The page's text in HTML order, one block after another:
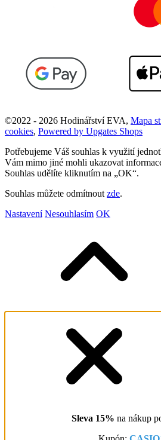
©2022 - 2026 Hodinářství EVA, Mapa
cookies, Powered by Upgates Shops
Potřebujeme Váš souhlas k využití
Vám mimo jiné mohli ukazovat
Souhlas udělíte kliknutím na „OK“.
Souhlas můžete odmítnout zde.
Nastavení Nesouhlasím OK
Sleva 15% na nákup